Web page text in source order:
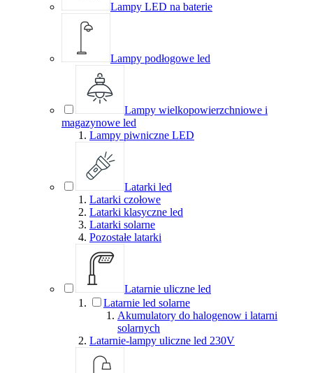
Lampy LED na baterie
Lampy podłogowe led
Lampy wielkopowierzchniowe i
magazynowe led
Lampy piwniczne LED
Latarki led
Latarki czołowe
Latarki klasyczne led
Latarki solarne
Pozostałe latarki
Latarnie uliczne led
Latarnie led solarne
Akumulatory do halogenow i latarni
solarnych
Latarnie-lampy uliczne led 230V